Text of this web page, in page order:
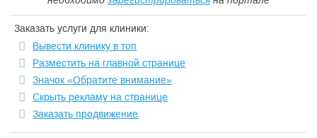
Заказать услуги для клиники:
Вывести клинику в топ
Разместить на главной странице
Значок «Обратите внимание»
Скрыть рекламу на странице
Заказать продвижение